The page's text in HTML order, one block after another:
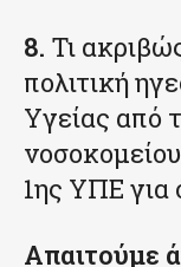
8. Τι
πολιτική
Υγείας από
1ης ΥΠΕ
Απαιτούμε